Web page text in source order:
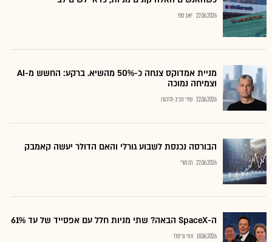
22.06.2026 יואב ספר
מניית אמדוקס צנחה כ-50% מהשיא. ברקע: החשש מ-AI
וצמיחה נמוכה
22.06.2026 שירי חביב-ולדהורן
הבורסה נכנסת לשבוע גורלי והאם הדולר יעשה קאמבק
22.06.2026 רם מורי
ה-SpaceX הבאה? שתי מניות חלל עם אפסייד של עד 61%
18.06.2026 צחי גרינולד